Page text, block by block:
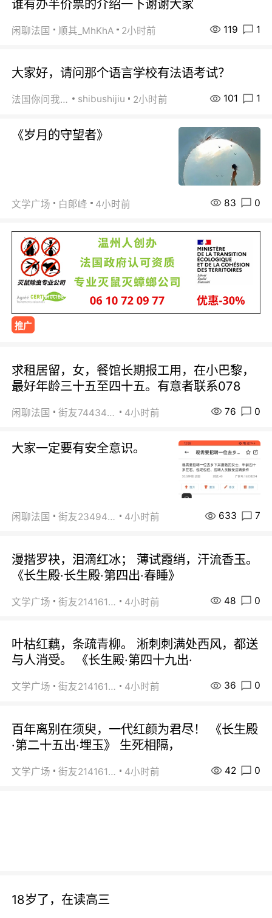
谁有办半价票的介绍一下谢谢大家
闲聊法国 顺其_MhKhA 2小时前 119 1
大家好，请问那个语言学校有法语考试？
法国你问我答 shibushijiu 2小时前 101 1
《岁月的守望者》
文学广场 白郞峰 4小时前 83 0
推广
求租居留，女，餐馆长期报工用，在小巴黎，
最好年龄三十五至四十五。有意者联系078
闲聊法国 街友74434350 4小时前 76 0
大家一定要有安全意识。
闲聊法国 街友23494008 4小时前 633 7
漫揩罗袂，泪滴红冰； 薄试霞绡，汗流香玉。
《长生殿·长生殿·第四出·春睡》
文学广场 街友21416156 4小时前 48 0
叶枯红藕，条疏青柳。 淅刺刺满处西风，都送
与人消受。 《长生殿·第四十九出·
文学广场 街友21416156 4小时前 36 0
百年离别在须臾，一代红颜为君尽！ 《长生殿
·第二十五出·埋玉》 生死相隔，
文学广场 街友21416156 4小时前 42 0
18岁了，在读高三